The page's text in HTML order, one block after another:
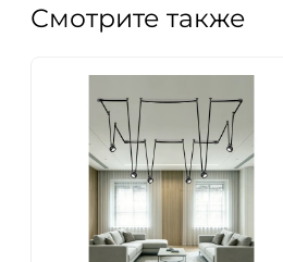
Смотрите также